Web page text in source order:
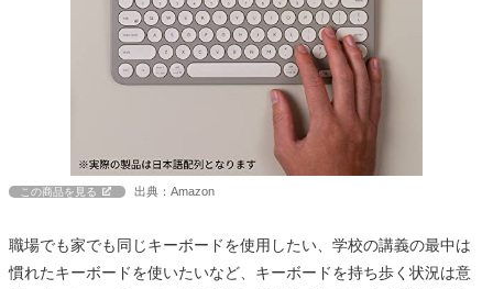
この商品を見る 出典：Amazon
職場でも家でも同じキーボードを使用したい、学校の講義の最中は
慣れたキーボードを使いたいなど、キーボードを持ち歩く状況は意